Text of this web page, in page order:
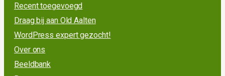
Recent toegevoegd
Draag bij aan Old Aalten
WordPress expert gezocht!
Over ons
Beeldbank